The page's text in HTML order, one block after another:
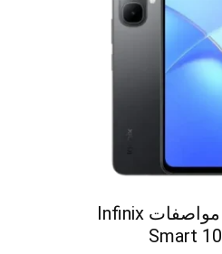
سعر و مواصفات Infinix
Smart 10